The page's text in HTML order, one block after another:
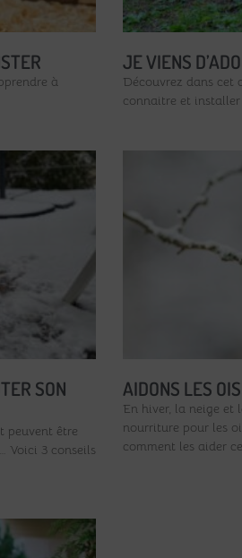
à
JE VIENS
Découvrez dans cet
connaitre et installer
SON
peuvent être
Voici 3 conseils
AIDONS LES
En hiver, la neige et
nourriture pour les
comment les aider